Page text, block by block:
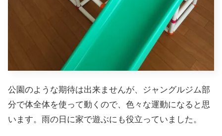
公園のような期待は出来ませんが、ジャングルジム部
分で体全体を使って動くので、色々な運動になると思
います。雨の日に家で遊ぶにも役立っていました。